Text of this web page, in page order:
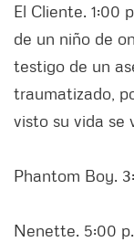
El Cliente. 1:00
de un niño de
testigo de un
traumatizado,
visto su vida se
Phantom Boy.
Nenette. 5:00